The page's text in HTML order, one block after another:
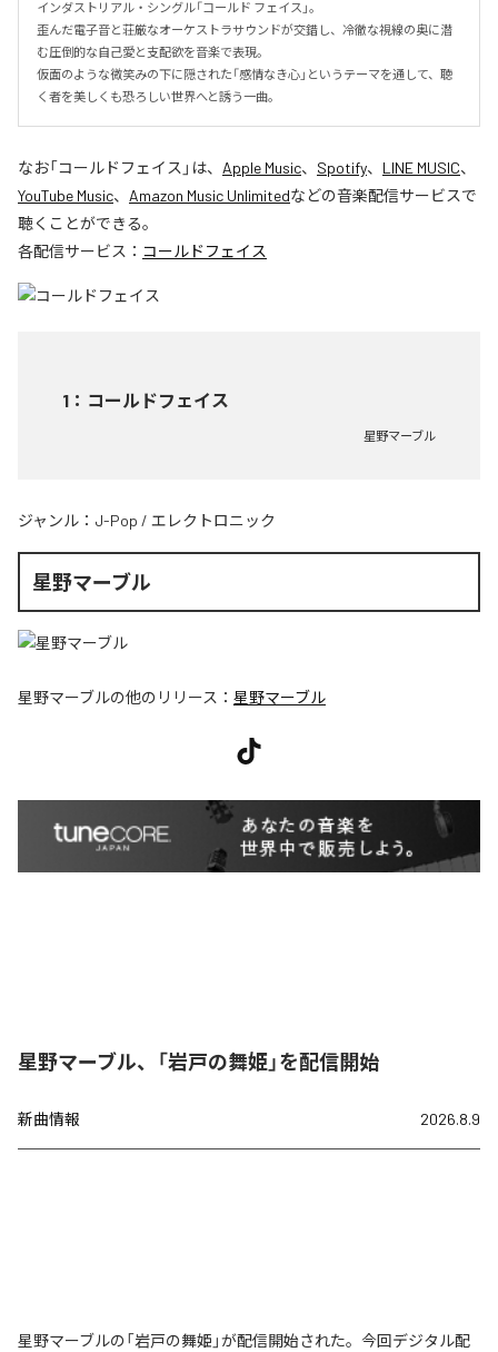
インダストリアル・シングル「コールド フェイス」。
歪んだ電子音と荘厳なオーケストラサウンドが交錯し、冷徹な視線の奥に潜
む圧倒的な自己愛と支配欲を音楽で表現。
仮面のような微笑みの下に隠された「感情なき心」というテーマを通して、聴
く者を美しくも恐ろしい世界へと誘う一曲。
なお「コールドフェイス 」は、 Apple Music、 Spotify、 LINE MUSIC、
YouTube Music、 Amazon Music Unlimitedなどの音楽配信サービスで
聴くことができる。
各配信サービス： コールドフェイス
1 ： コールドフェイス
星野マーブル
ジャンル： J-Pop / エレクトロニック
星野マーブル
星野マーブルの他のリリース： 星野マーブル
星野マーブル、「岩戸の舞姫」を配信開始
新曲情報 2026.8.9
星野マーブルの「岩戸の舞姫」が配信開始された。今回デジタル配